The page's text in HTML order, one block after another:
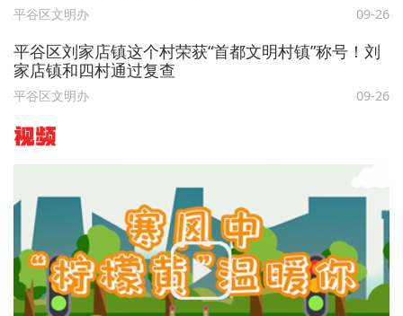
平谷区文明办 09-26
平谷区刘家店镇这个村荣获“首都文明村镇”称号！刘
家店镇和四村通过复查
平谷区文明办 09-26
视频